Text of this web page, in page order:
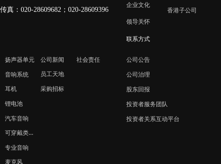
企业文化
领导关怀
联系方式
香港子公司
公司新闻
员工天地
采购招标
扬声器单元
音响系统
耳机
锂电池
汽车音响
可穿戴类产品
专业音响
麦克风
公司公告
公司治理
股东回报
投资者服务团队
投资者关系互动平台
传真：020-28609682；020-28609396
社会责任